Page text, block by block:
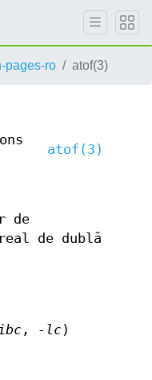
pages-ro atof(3)
atof(3)
de
de dublă
, -lc)